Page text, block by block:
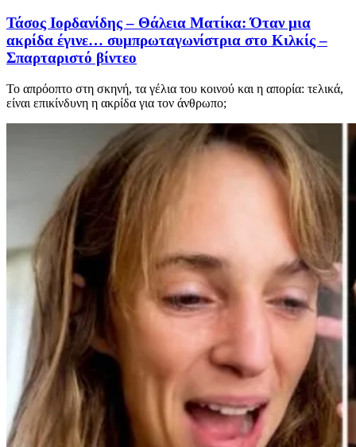
Τάσος Ιορδανίδης – Θάλεια Ματίκα: Όταν μια
ακρίδα έγινε… συμπρωταγωνίστρια στο Κιλκίς –
Σπαρταριστό βίντεο
Το απρόοπτο στη σκηνή, τα γέλια του κοινού και η απορία: τελικά,
είναι επικίνδυνη η ακρίδα για τον άνθρωπο;